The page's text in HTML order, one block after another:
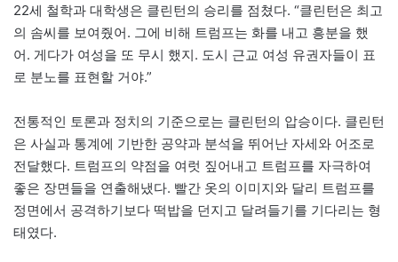
22세 철학과 대학생은 클린턴의 승리를 점쳤다. “클린턴은 최고
의 솜씨를 보여줬어. 그에 비해 트럼프는 화를 내고 흥분을 했
어. 게다가 여성을 또 무시 했지. 도시 근교 여성 유권자들이 표
로 분노를 표현할 거야.”
전통적인 토론과 정치의 기준으로는 클린턴의 압승이다. 클린턴
은 사실과 통계에 기반한 공약과 분석을 뛰어난 자세와 어조로
전달했다. 트럼프의 약점을 여럿 짚어내고 트럼프를 자극하여
좋은 장면들을 연출해냈다. 빨간 옷의 이미지와 달리 트럼프를
정면에서 공격하기보다 떡밥을 던지고 달려들기를 기다리는 형
태였다.